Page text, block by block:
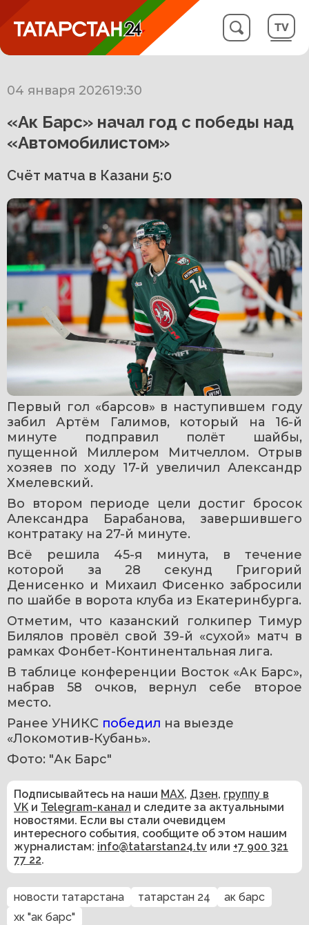
04 января 202619:30
«Ак Барс» начал год с победы над
«Автомобилистом»
Счёт матча в Казани 5:0
Первый гол «барсов» в наступившем году
забил Артём Галимов, который на 16-й
минуте подправил полёт шайбы,
пущенной Миллером Митчеллом. Отрыв
хозяев по ходу 17-й увеличил Александр
Хмелевский.
Во втором периоде цели достиг бросок
Александра Барабанова, завершившего
контратаку на 27-й минуте.
Всё решила 45-я минута, в течение
которой за 28 секунд Григорий
Денисенко и Михаил Фисенко забросили
по шайбе в ворота клуба из Екатеринбурга.
Отметим, что казанский голкипер Тимур
Билялов провёл свой 39-й «сухой» матч в
рамках Фонбет-Континентальная лига.
В таблице конференции Восток «Ак Барс»,
набрав 58 очков, вернул себе второе
место.
Ранее УНИКС победил на выезде
«Локомотив-Кубань».
Фото: "Ак Барс"
Подписывайтесь на наши MAX, Дзен, группу в
VK и Telegram-канал и следите за актуальными
новостями. Если вы стали очевидцем
интересного события, сообщите об этом нашим
журналистам: info@tatarstan24.tv или +7 900 321
77 22.
новости татарстана татарстан 24
ак барс
хк "ак барс"